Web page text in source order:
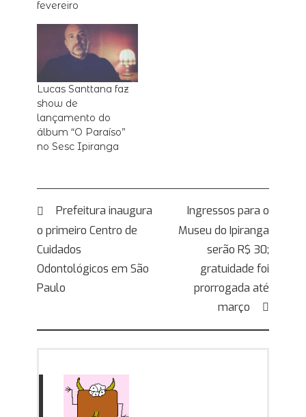
fevereiro
Lucas Santtana faz
show de
lançamento do
álbum “O Paraíso”
no Sesc Ipiranga
Navegação
de
Post
Prefeitura inaugura
o primeiro Centro de
Cuidados
Odontológicos em São
Paulo
Ingressos para o
Museu do Ipiranga
serão R$ 30;
gratuidade foi
prorrogada até
março